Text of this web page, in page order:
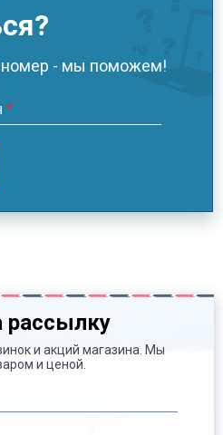
номер - мы поможем!
*
рассылку
и акций магазина. Мы
и ценой.